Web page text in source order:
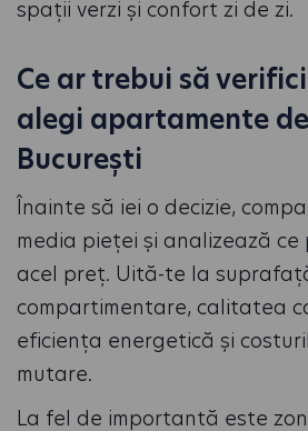
spații verzi și confort zi de zi.
Ce ar trebui să
alegi apartamente
București
Înainte să iei o decizie,
media pieței și analizează
acel preț. Uită-te la
compartimentare, calitatea
eficiența energetică și
mutare.
La fel de importantă este